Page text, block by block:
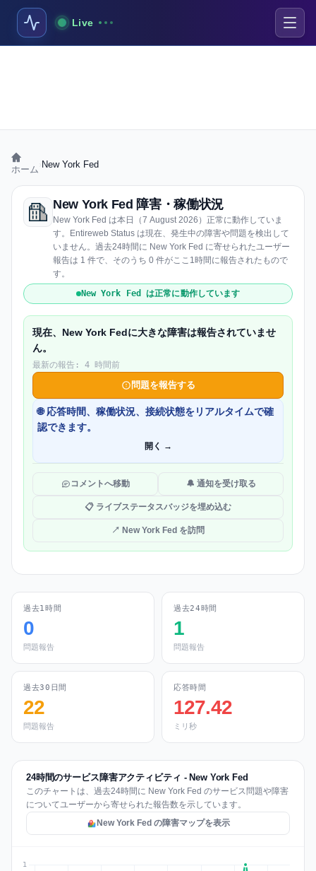
Live
ホーム New York Fed
New York Fed 障害・稼働状況
New York Fed は本日（7 August 2026）正常に動作していま
す。Entireweb Status は現在、発生中の障害や問題を検出して
いません。過去24時間に New York Fed に寄せられたユーザー
報告は 1 件で、そのうち 0 件がここ1時間に報告されたもので
す。
New York Fed は正常に動作しています
現在、New York Fedに大きな障害は報告されていませ
ん。
最新の報告: 4 時間前
問題を報告する
🌐 応答時間、稼働状況、接続状態をリアルタイムで確
認できます。
開く →
コメントへ移動 🔔 通知を受け取る
📋 ライブステータスバッジを埋め込む
↗ New York Fed を訪問
過去1時間
0
問題報告
過去24時間
1
問題報告
過去30日間
22
問題報告
応答時間
127.42
ミリ秒
24時間のサービス障害アクティビティ - New York Fed
このチャートは、過去24時間に New York Fed のサービス問題や障害
についてユーザーから寄せられた報告数を示しています。
New York Fed の障害マップを表示